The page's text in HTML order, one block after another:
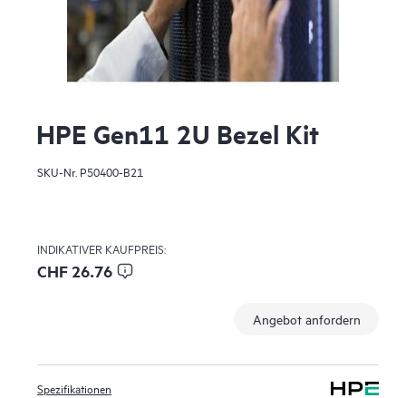
HPE Gen11 2U Bezel Kit
SKU-Nr. P50400-B21
INDIKATIVER KAUFPREIS:
CHF 26.76
Angebot anfordern
Spezifikationen